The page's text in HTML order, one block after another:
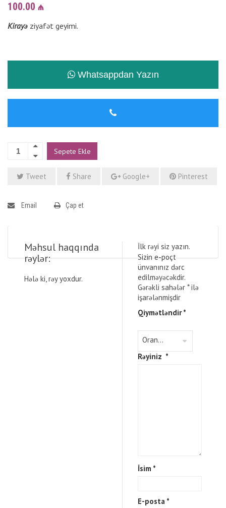
100.00 ₼
Kirayə ziyafət geyimi.
Whatsappdan Yazın
Sepete Ekle
Tweet Share Google+ Pinterest
Email Çap et
Məhsul haqqında
rəylər:
Hələ ki, rəy yoxdur.
İlk rəyi siz yazın.
Sizin e-poçt
ünvanınız dərc
edilməyəcəkdir.
Gərəkli sahələr *ilə
işarələnmişdir
Qiymətləndir*
Rəyiniz *
İsim *
E-posta *